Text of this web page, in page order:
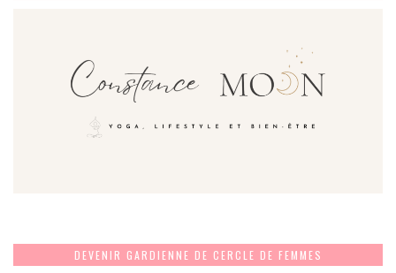
DEVENIR GARDIENNE DE CERCLE DE FEMMES